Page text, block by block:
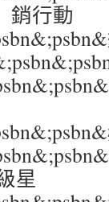
銷行動
星